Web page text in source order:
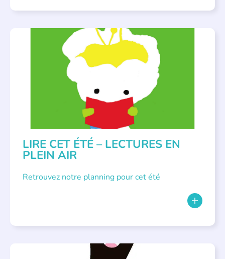
BIBLIOTHÈQUES ÉVÉNEMENTS , LECTURE INDIVIDUALISÉE
LITTÉRATURE JEUNESSE
LIRE CET ÉTÉ – LECTURES EN
PLEIN AIR
Retrouvez notre planning pour cet été